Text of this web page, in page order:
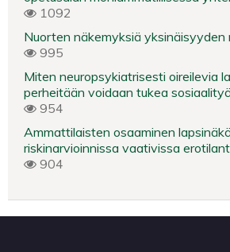
1092
Nuorten näkemyksiä yksinäisyyden
995
Miten neuropsykiatrisesti oireilevia
perheitään voidaan tukea
954
Ammattilaisten osaaminen
riskinarvioinnissa vaativissa
904